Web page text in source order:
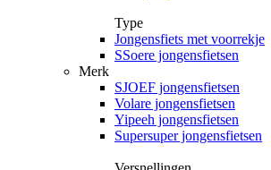
Type
Jongensfiets met voorrekje
SSoere jongensfietsen
Merk
SJOEF jongensfietsen
Volare jongensfietsen
Yipeeh jongensfietsen
Supersuper jongensfietsen